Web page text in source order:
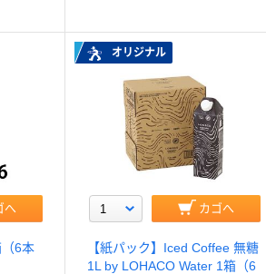
へ
6本
オリジナル
カゴへ
【紙パック】Iced Coffee 無糖
1L by LOHACO Water 1箱（6